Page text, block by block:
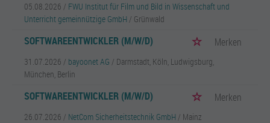
05.08.2026 / FWU Institut für Film und Bild in Wissenschaft und
Unterricht gemeinnützige GmbH / Grünwald
SOFTWAREENTWICKLER (M/W/D) Merken
31.07.2026 / bayoonet AG / Darmstadt, Köln, Ludwigsburg,
München, Berlin
SOFTWAREENTWICKLER (M/W/D) Merken
26.07.2026 / NetCom Sicherheitstechnik GmbH / Mainz